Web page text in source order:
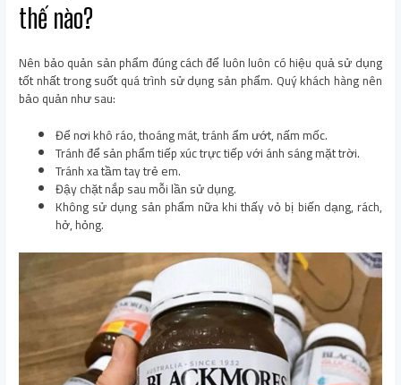
thế nào?
Nên bảo quản sản phẩm đúng cách để luôn luôn có hiệu quả sử dụng
tốt nhất trong suốt quá trình sử dụng sản phẩm. Quý khách hàng nên
bảo quản như sau:
Để nơi khô ráo, thoáng mát, tránh ẩm ướt, nấm mốc.
Tránh để sản phẩm tiếp xúc trực tiếp với ánh sáng mặt trời.
Tránh xa tầm tay trẻ em.
Đậy chặt nắp sau mỗi lần sử dụng.
Không sử dụng sản phẩm nữa khi thấy vỏ bị biến dạng, rách,
hở, hỏng.